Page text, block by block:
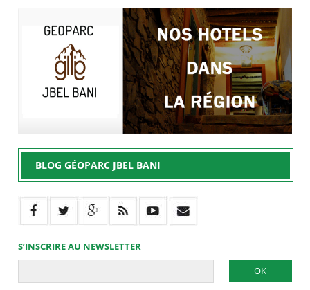
BLOG GÉOPARC JBEL BANI
S’INSCRIRE AU NEWSLETTER